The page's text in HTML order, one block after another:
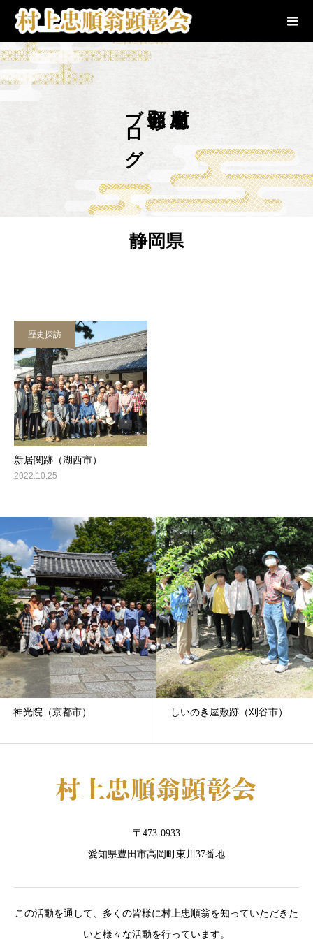
ブログ
静岡県
歴史探訪
新居関跡（湖西市）
2022.10.25
神光院（京都市） しいのき屋敷跡（刈谷市）
〒473-0933
愛知県豊田市高岡町東川37番地
この活動を通して、多くの皆様に村上忠順翁を知っていただきた
いと様々な活動を行っています。